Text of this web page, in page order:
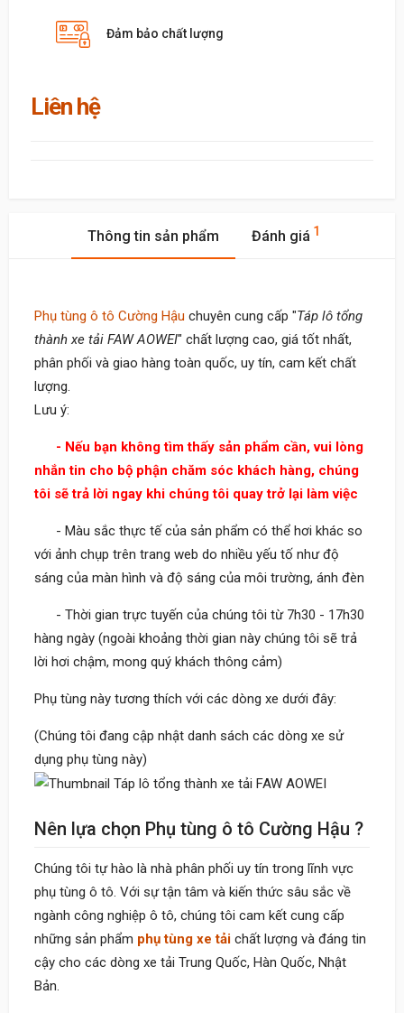
Đảm bảo chất lượng
Liên hệ
Thông tin sản phẩm Đánh giá 1
Phụ tùng ô tô Cường Hậu chuyên cung cấp "Táp lô tổng
thành xe tải FAW AOWEI" chất lượng cao, giá tốt nhất,
phân phối và giao hàng toàn quốc, uy tín, cam kết chất
lượng.
Lưu ý:
- Nếu bạn không tìm thấy sản phẩm cần, vui lòng
nhắn tin cho bộ phận chăm sóc khách hàng, chúng
tôi sẽ trả lời ngay khi chúng tôi quay trở lại làm việc
- Màu sắc thực tế của sản phẩm có thể hơi khác so
với ảnh chụp trên trang web do nhiều yếu tố như độ
sáng của màn hình và độ sáng của môi trường, ánh đèn
- Thời gian trực tuyến của chúng tôi từ 7h30 - 17h30
hàng ngày (ngoài khoảng thời gian này chúng tôi sẽ trả
lời hơi chậm, mong quý khách thông cảm)
Phụ tùng này tương thích với các dòng xe dưới đây:
(Chúng tôi đang cập nhật danh sách các dòng xe sử
dụng phụ tùng này)
Nên lựa chọn Phụ tùng ô tô Cường Hậu ?
Chúng tôi tự hào là nhà phân phối uy tín trong lĩnh vực
phụ tùng ô tô. Với sự tận tâm và kiến thức sâu sắc về
ngành công nghiệp ô tô, chúng tôi cam kết cung cấp
những sản phẩm phụ tùng xe tải chất lượng và đáng tin
cậy cho các dòng xe tải Trung Quốc, Hàn Quốc, Nhật
Bản.